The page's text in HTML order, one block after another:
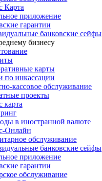
Карта
приложение
гарантии
банковские сейфы
бизнесу
карты
по инкассации
кассовое обслуживание
проекты
карта
в иностранной валюте
Онлайн
обслуживание
банковские сейфы
приложение
гарантии
обслуживание